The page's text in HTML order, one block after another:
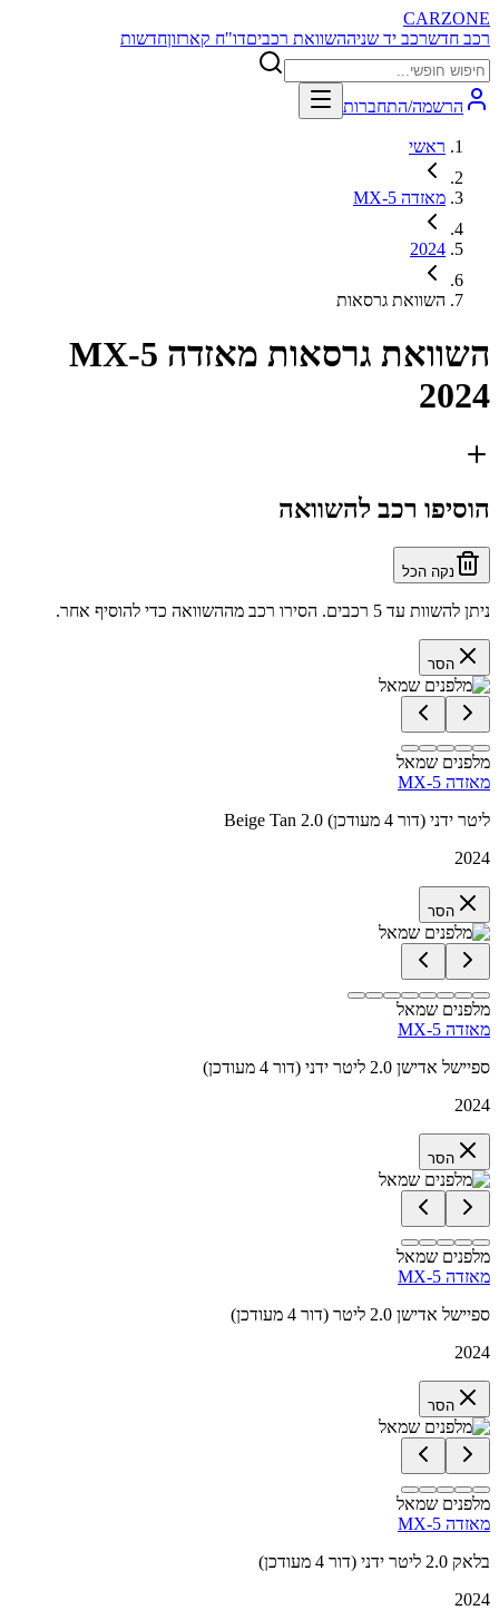
CARZONE
רכב חדשרכב יד שניההשוואת רכביםדו"ח קארזוןחדשות
הרשמה/התחברות
ראשי
מאזדה MX-5
2024
השוואת גרסאות
השוואת גרסאות
מאזדה MX-5
2024
הוסיפו רכב להשוואה
נקה הכל
ניתן להשוות עד 5 רכבים. הסירו רכב מההשוואה כדי להוסיף אחר.
הסר
מלפנים שמאל
מאזדה MX-5
Beige Tan 2.0 ליטר ידני (דור 4 מעודכן)
2024
הסר
מלפנים שמאל
מאזדה MX-5
ספיישל אדישן 2.0 ליטר ידני (דור 4 מעודכן)
2024
הסר
מלפנים שמאל
מאזדה MX-5
ספיישל אדישן 2.0 ליטר (דור 4 מעודכן)
2024
הסר
מלפנים שמאל
מאזדה MX-5
בלאק 2.0 ליטר ידני (דור 4 מעודכן)
2024